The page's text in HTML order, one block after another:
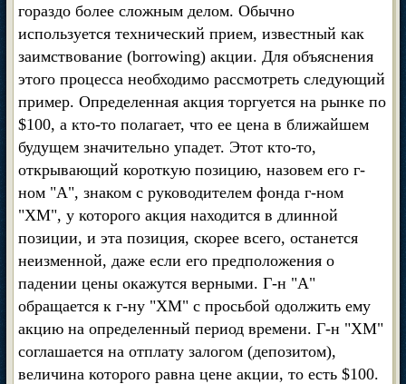
гораздо более сложным делом. Обычно
используется технический прием, известный как
заимствование (borrowing) акции. Для объяснения
этого процесса необходимо рассмотреть следующий
пример. Определенная акция торгуется на рынке по
$100, а кто-то полагает, что ее цена в ближайшем
будущем значительно упадет. Этот кто-то,
открывающий короткую позицию, назовем его г-
ном "А", знаком с руководителем фонда г-ном
"ХМ", у которого акция находится в длинной
позиции, и эта позиция, скорее всего, останется
неизменной, даже если его предположения о
падении цены окажутся верными. Г-н "А"
обращается к г-ну "ХМ" с просьбой одолжить ему
акцию на определенный период времени. Г-н "ХМ"
соглашается на отплату залогом (депозитом),
величина которого равна цене акции, то есть $100.